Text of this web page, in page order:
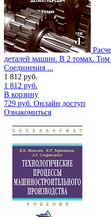
деталей машин. В 2 томах.
Соединения ...
1 812 руб.
1 812 руб.
В корзину
729 руб. Онлайн доступ
Ознакомиться